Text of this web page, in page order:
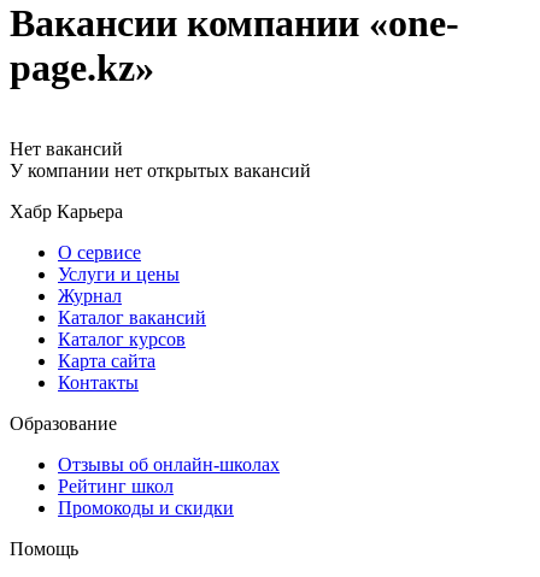
Вакансии компании «one-
page.kz»
Нет вакансий
У компании нет открытых вакансий
Хабр Карьера
О сервисе
Услуги и цены
Журнал
Каталог вакансий
Каталог курсов
Карта сайта
Контакты
Образование
Отзывы об онлайн-школах
Рейтинг школ
Промокоды и скидки
Помощь